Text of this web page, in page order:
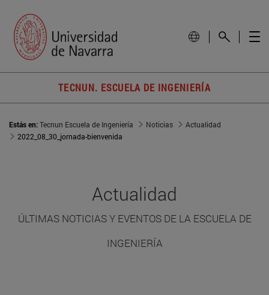
TECNUN. ESCUELA DE INGENIERÍA
Estás en:Tecnun Escuela de Ingeniería Noticias
Actualidad
2022_08_30_jornada-bienvenida
Actualidad
ÚLTIMAS NOTICIAS Y EVENTOS DE LA ESCUELA DE
INGENIERÍA